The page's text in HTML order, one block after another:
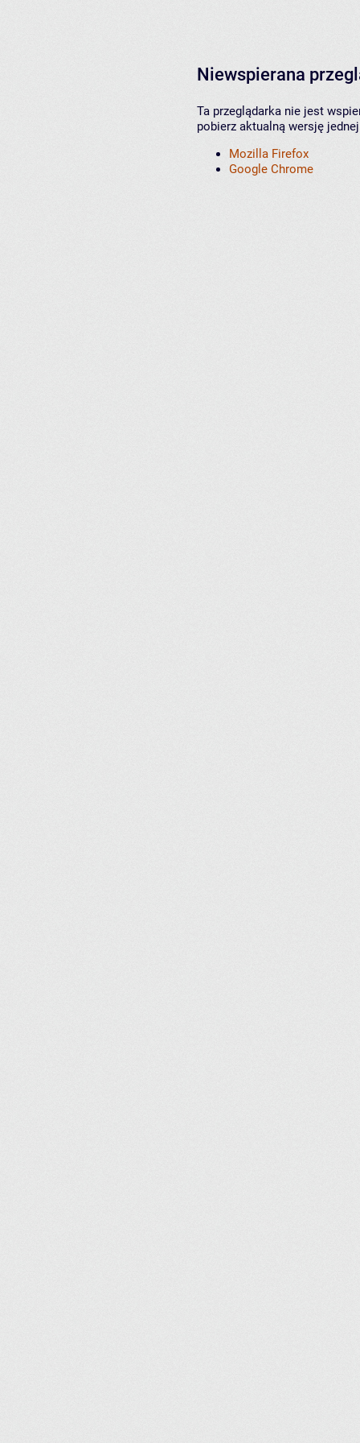
Niewspierana
Ta przeglądarka nie jest
pobierz aktualną wersję
Mozilla Firefox
Google Chrome